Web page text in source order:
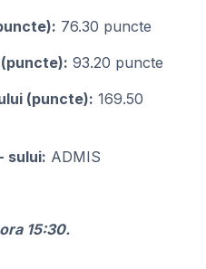
76.30 puncte
93.20 puncte
(puncte): 169.50
sului: ADMIS
15:30.